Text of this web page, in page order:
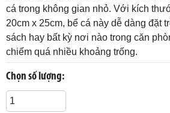
cá trong không gian nhỏ. Với kích
20cm x 25cm, bể cá này dễ dàng đặt
sách hay bất kỳ nơi nào trong căn
chiếm quá nhiều khoảng trống.
Chọn số lượng: